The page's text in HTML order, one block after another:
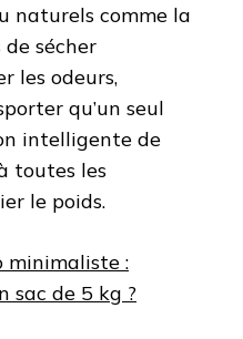
naturels comme la
sécher
les odeurs,
qu’un seul
intelligente de
toutes les
le poids.
minimaliste :
sac de 5 kg ?